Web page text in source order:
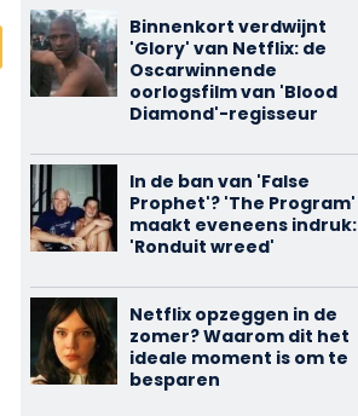
Binnenkort verdwijnt
'Glory' van Netflix: de
Oscarwinnende
oorlogsfilm van 'Blood
Diamond'-regisseur
In de ban van 'False
Prophet'? 'The Program'
maakt eveneens indruk:
'Ronduit wreed'
Netflix opzeggen in de
zomer? Waarom dit het
ideale moment is om te
besparen